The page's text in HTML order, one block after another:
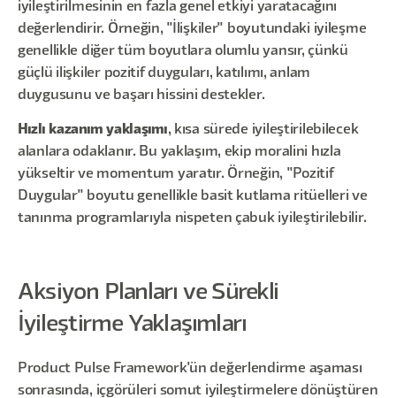
iyileştirilmesinin en fazla genel etkiyi yaratacağını
değerlendirir. Örneğin, "İlişkiler" boyutundaki iyileşme
genellikle diğer tüm boyutlara olumlu yansır, çünkü
güçlü ilişkiler pozitif duyguları, katılımı, anlam
duygusunu ve başarı hissini destekler.
Hızlı kazanım yaklaşımı, kısa sürede iyileştirilebilecek
alanlara odaklanır. Bu yaklaşım, ekip moralini hızla
yükseltir ve momentum yaratır. Örneğin, "Pozitif
Duygular" boyutu genellikle basit kutlama ritüelleri ve
tanınma programlarıyla nispeten çabuk iyileştirilebilir.
Aksiyon Planları ve Sürekli
İyileştirme Yaklaşımları
Product Pulse Framework'ün değerlendirme aşaması
sonrasında, içgörüleri somut iyileştirmelere dönüştüren